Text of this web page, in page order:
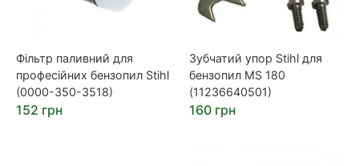
Фільтр паливний для
професійних бензопил Stihl
(0000-350-3518)
152 грн
Зубчатий упор Stihl для
бензопил MS 180
(11236640501)
160 грн